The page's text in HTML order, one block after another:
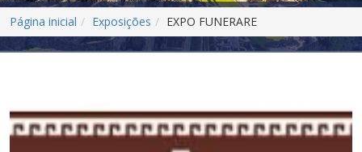
Página inicial Exposições EXPO FUNERARE